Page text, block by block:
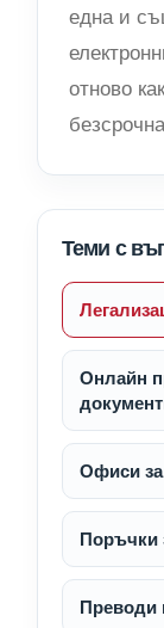
една и
отново
Теми с
Онлайн
Офиси за
Поръчки
Преводи